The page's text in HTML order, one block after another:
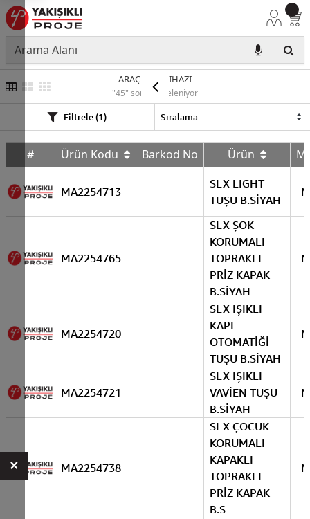
ARAÇ ŞARJ CİHAZI
"45" sonuç listeleniyor
Filtrele (1)
# Ürün Kodu Barkod No Ürün
MA2254713
SLX LIGHT
TUŞU B.SİYAH
MA2254765
SLX ŞOK
KORUMALI
TOPRAKLI
PRİZ KAPAK
B.SİYAH
MA2254720
SLX IŞIKLI
KAPI
OTOMATİĞİ
TUŞU B.SİYAH
MA2254721
SLX IŞIKLI
VAVİEN TUŞU
B.SİYAH
MA2254738
SLX ÇOCUK
KORUMALI
KAPAKLI
TOPRAKLI
PRİZ KAPAK
B.S
×